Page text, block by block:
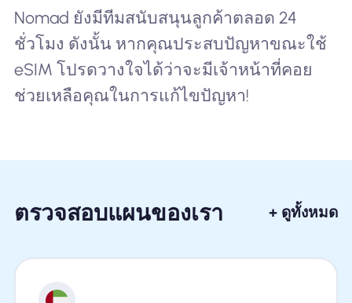
Nomad ยังมีทีมสนับสนุนลูกค้าตลอด 24
ชั่วโมง ดังนั้น หากคุณประสบปัญหาขณะใช้
eSIM โปรดวางใจได้ว่าจะมีเจ้าหน้าที่คอย
ช่วยเหลือคุณในการแก้ไขปัญหา!
ตรวจสอบแผนของเรา + ดูทั้งหมด